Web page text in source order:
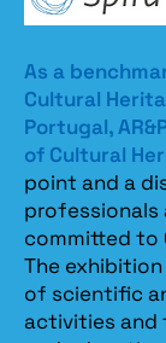
As a
Cultural
Portugal,
of Cultural
point and a
committed to
The
of scientific
activities and